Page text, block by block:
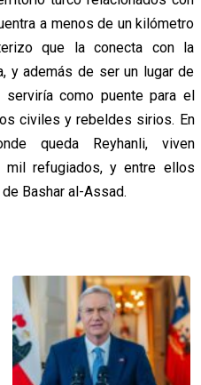
a menos de un kilómetro
que la conecta con la
y además de ser un lugar de
serviría como puente para el
civiles y rebeldes sirios. En
queda Reyhanli, viven
mil refugiados, y entre ellos
Bashar al-Assad.